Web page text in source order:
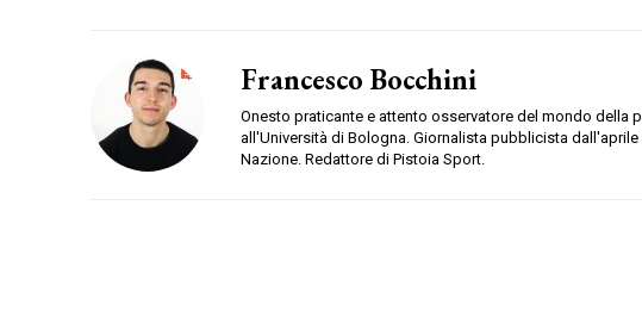
Francesco Bocchini
Onesto praticante e attento osservatore del mondo della
all'Università di Bologna. Giornalista pubblicista
Nazione. Redattore di Pistoia Sport.